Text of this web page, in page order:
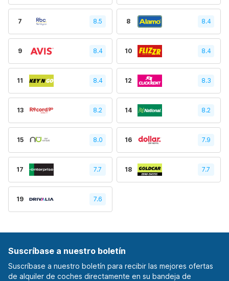
7 8.5 8 8.4
9 8.4 10 8.4
11 8.4 12 8.3
13 8.2 14 8.2
15 8.0 16 7.9
17 7.7 18 7.7
19 7.6
Suscríbase a nuestro boletín
Suscríbase a nuestro boletín para recibir las mejores ofertas
de alquiler de coches directamente en su bandeja de